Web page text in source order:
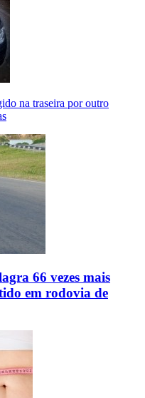
na traseira por outro
66 vezes mais
em rodovia de